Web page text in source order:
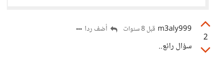
2
m3aly999 قبل 8 سنوات أضف ردا
سؤال رائع..